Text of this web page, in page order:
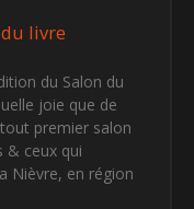
livre
du Salon du
joie que de
premier salon
& ceux qui
Nièvre, en région